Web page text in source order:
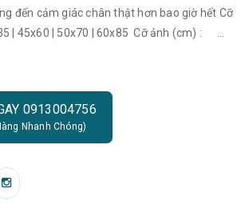
đến cảm giác chân thật hơn bao giờ hết Cỡ
| 45x60 | 50x70 | 60x85 Cỡ ảnh (cm) :
đẹp treo tường đang trở thành một trào lưu
nay. Với nhiều kiểu dáng, màu sắc khác
ảnh treo tường độc đáo phù hợp để lắp đặt
phần tinh tế và hiện đại. Sử dụng trang trí
nội thất như phòng khách, cầu thang, phòng
0913004756
Nhanh Chóng)